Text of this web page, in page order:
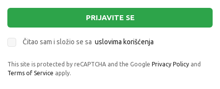
PRIJAVITE SE
Čitao sam i složio se sa uslovima korišćenja
This site is protected by reCAPTCHA and the Google Privacy Policy and
Terms of Service apply.